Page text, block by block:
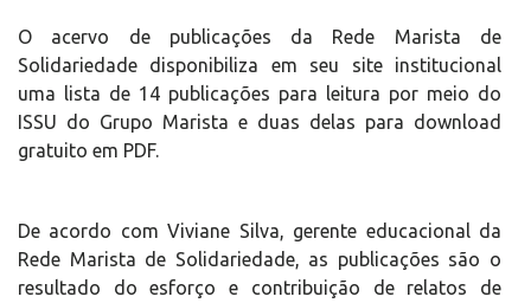
O acervo de publicações da Rede Marista de
Solidariedade disponibiliza em seu site institucional
uma lista de 14 publicações para leitura por meio do
ISSU do Grupo Marista e duas delas para download
gratuito em PDF.
De acordo com Viviane Silva, gerente educacional da
Rede Marista de Solidariedade, as publicações são o
resultado do esforço e contribuição de relatos de